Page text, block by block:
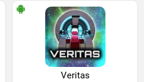
Veritas